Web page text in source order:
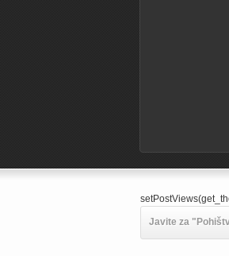
Javite za